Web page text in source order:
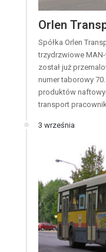
Orlen
Spółka Orlen
trzydrzwiowe
został już
numer taborowy
produktów
transport
3 września